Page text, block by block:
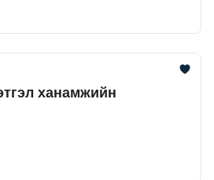
ханамжийн